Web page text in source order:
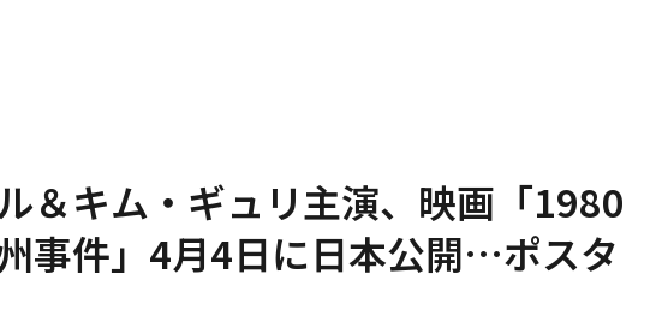
＆キム・ギュリ主演、映画「1980
事件」4月4日に日本公開…ポスタ